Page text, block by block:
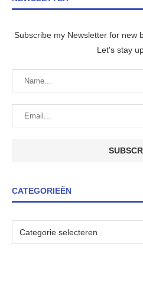
Subscribe my Newsletter for new
Let's stay
CATEGORIEËN